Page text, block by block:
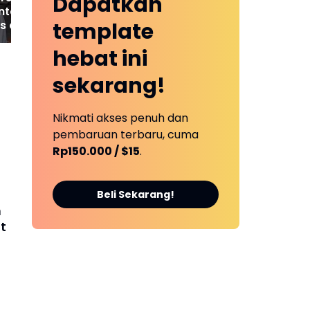
Cek TPS
di Rimbo Bujang
Ulu
template
hebat ini
sekarang!
Nikmati akses penuh dan
pembaruan terbaru, cuma
Rp150.000 / $15.
Beli Sekarang!